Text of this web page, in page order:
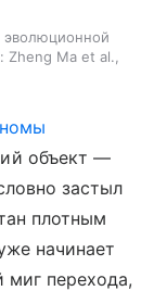
эволюционной
Zheng Ma et al.,
объект —
застыл
плотным
начинает
миг перехода,